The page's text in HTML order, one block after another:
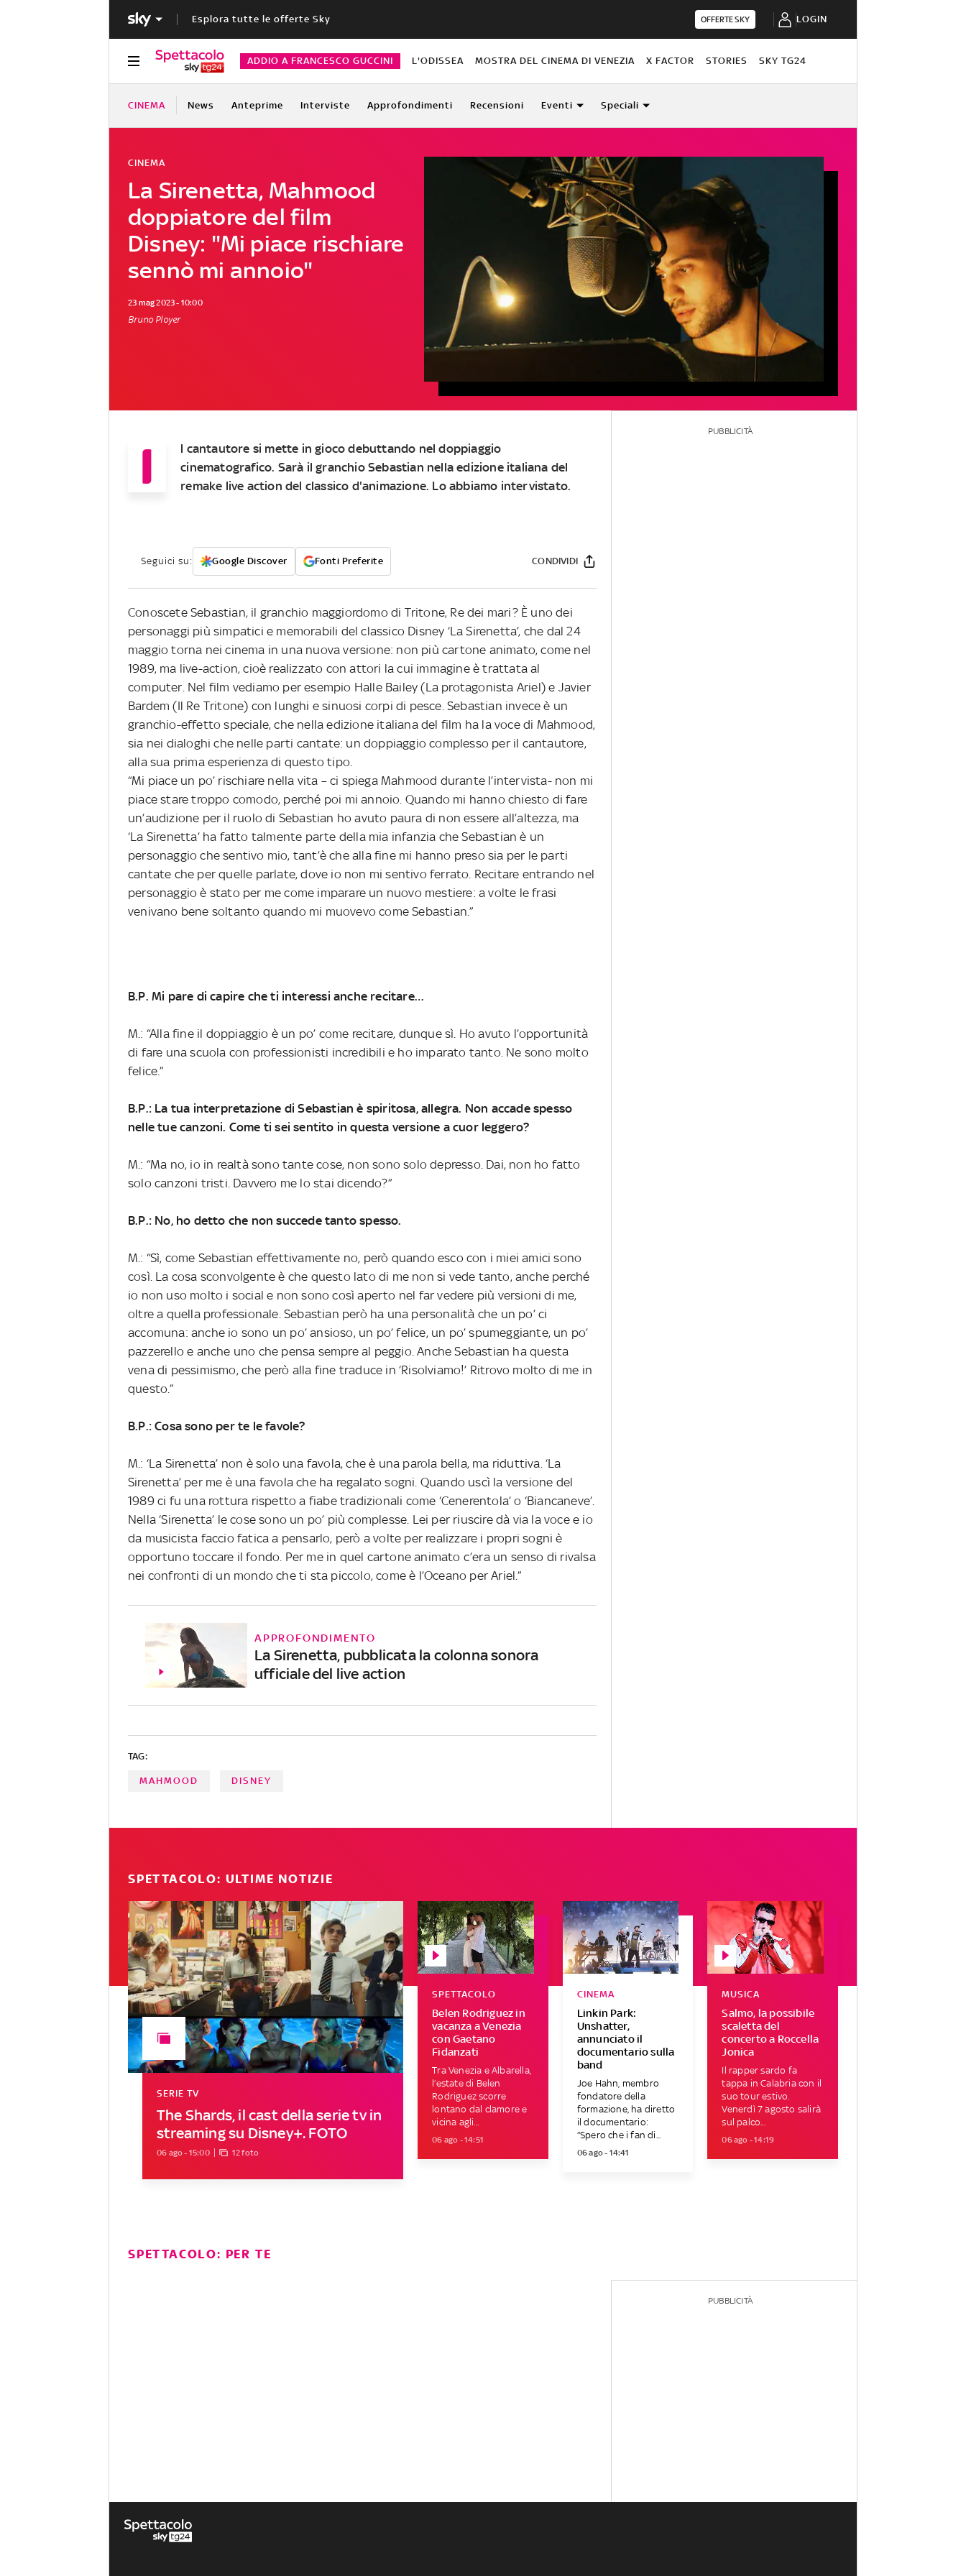
Esplora tutte le offerte Sky OFFERTE SKY LOGIN
ADDIO A FRANCESCO GUCCINI L'ODISSEA MOSTRA DEL CINEMA DI VENEZIA X FACTOR STORIES SKY TG24
CINEMA News Anteprime Interviste Approfondimenti Recensioni Eventi Speciali
La Sirenetta, Mahmood
doppiatore del film
Disney: "Mi piace rischiare
sennò mi annoio"
CINEMA
23 mag 2023 - 10:00
Bruno Ployer
I
l cantautore si mette in gioco debuttando nel doppiaggio
cinematografico. Sarà il granchio Sebastian nella edizione italiana del
remake live action del classico d'animazione. Lo abbiamo intervistato.
Seguici su: Google Discover Fonti Preferite CONDIVIDI
Conoscete Sebastian, il granchio maggiordomo di Tritone, Re dei mari? È uno dei
personaggi più simpatici e memorabili del classico Disney ‘La Sirenetta’, che dal 24
maggio torna nei cinema in una nuova versione: non più cartone animato, come nel
1989, ma live-action, cioè realizzato con attori la cui immagine è trattata al
computer. Nel film vediamo per esempio Halle Bailey (La protagonista Ariel) e Javier
Bardem (Il Re Tritone) con lunghi e sinuosi corpi di pesce. Sebastian invece è un
granchio-effetto speciale, che nella edizione italiana del film ha la voce di Mahmood,
sia nei dialoghi che nelle parti cantate: un doppiaggio complesso per il cantautore,
alla sua prima esperienza di questo tipo.
“Mi piace un po’ rischiare nella vita – ci spiega Mahmood durante l’intervista- non mi
piace stare troppo comodo, perché poi mi annoio. Quando mi hanno chiesto di fare
un’audizione per il ruolo di Sebastian ho avuto paura di non essere all’altezza, ma
‘La Sirenetta’ ha fatto talmente parte della mia infanzia che Sebastian è un
personaggio che sentivo mio, tant’è che alla fine mi hanno preso sia per le parti
cantate che per quelle parlate, dove io non mi sentivo ferrato. Recitare entrando nel
personaggio è stato per me come imparare un nuovo mestiere: a volte le frasi
venivano bene soltanto quando mi muovevo come Sebastian.”
B.P. Mi pare di capire che ti interessi anche recitare…
M.: “Alla fine il doppiaggio è un po’ come recitare, dunque sì. Ho avuto l’opportunità
di fare una scuola con professionisti incredibili e ho imparato tanto. Ne sono molto
felice.”
B.P.: La tua interpretazione di Sebastian è spiritosa, allegra. Non accade spesso
nelle tue canzoni. Come ti sei sentito in questa versione a cuor leggero?
M.: “Ma no, io in realtà sono tante cose, non sono solo depresso. Dai, non ho fatto
solo canzoni tristi. Davvero me lo stai dicendo?”
B.P.: No, ho detto che non succede tanto spesso.
M.: “Sì, come Sebastian effettivamente no, però quando esco con i miei amici sono
così. La cosa sconvolgente è che questo lato di me non si vede tanto, anche perché
io non uso molto i social e non sono così aperto nel far vedere più versioni di me,
oltre a quella professionale. Sebastian però ha una personalità che un po’ ci
accomuna: anche io sono un po’ ansioso, un po’ felice, un po’ spumeggiante, un po’
pazzerello e anche uno che pensa sempre al peggio. Anche Sebastian ha questa
vena di pessimismo, che però alla fine traduce in ‘Risolviamo!’ Ritrovo molto di me in
questo.”
B.P.: Cosa sono per te le favole?
M.: ‘La Sirenetta’ non è solo una favola, che è una parola bella, ma riduttiva. ‘La
Sirenetta’ per me è una favola che ha regalato sogni. Quando uscì la versione del
1989 ci fu una rottura rispetto a fiabe tradizionali come ‘Cenerentola’ o ‘Biancaneve’.
Nella ‘Sirenetta’ le cose sono un po’ più complesse. Lei per riuscire dà via la voce e io
da musicista faccio fatica a pensarlo, però a volte per realizzare i propri sogni è
opportuno toccare il fondo. Per me in quel cartone animato c’era un senso di rivalsa
nei confronti di un mondo che ti sta piccolo, come è l’Oceano per Ariel.”
APPROFONDIMENTO
La Sirenetta, pubblicata la colonna sonora
ufficiale del live action
TAG:
MAHMOOD DISNEY
PUBBLICITÀ
SPETTACOLO: ULTIME NOTIZIE
The Shards, il cast della serie tv in
streaming su Disney+. FOTO
SERIE TV
06 ago - 15:00 12 foto
Belen Rodriguez in
vacanza a Venezia
con Gaetano
Fidanzati
SPETTACOLO
Tra Venezia e Albarella,
l’estate di Belen
Rodriguez scorre
lontano dal clamore e
vicina agli...
06 ago - 14:51
Linkin Park:
Unshatter,
annunciato il
documentario sulla
band
CINEMA
Joe Hahn, membro
fondatore della
formazione, ha diretto
il documentario:
“Spero che i fan di...
06 ago - 14:41
Salmo, la possibile
scaletta del
concerto a Roccella
Jonica
MUSICA
Il rapper sardo fa
tappa in Calabria con il
suo tour estivo.
Venerdì 7 agosto salirà
sul palco...
06 ago - 14:19
SPETTACOLO: PER TE
PUBBLICITÀ